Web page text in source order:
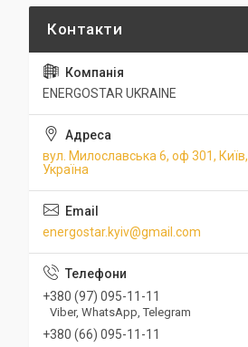
ENERGOSTAR UKRAINE
вул. Милославська 6, оф 301, Київ,
Україна
energostar.kyiv@gmail.com
+380 (97) 095-11-11
Viber, WhatsApp, Telegram
+380 (66) 095-11-11